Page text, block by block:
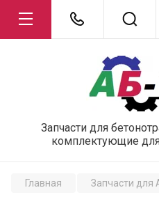
Запчасти для
комплектующие
Главная Запчасти для